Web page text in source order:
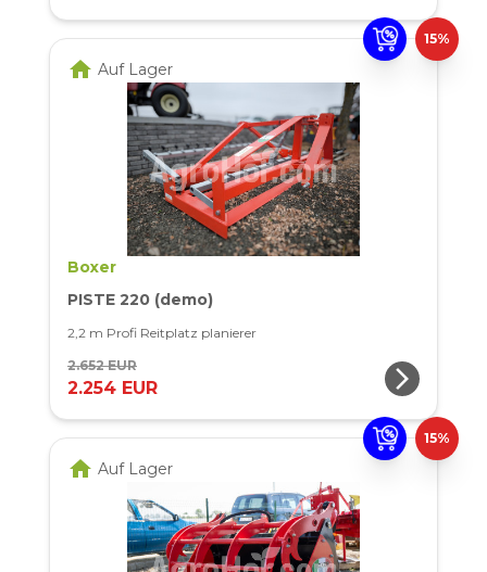
15%
home Auf Lager
Boxer
PISTE 220 (demo)
2,2 m Profi Reitplatz planierer
2.652 EUR
2.254 EUR arrow_forward_ios
15%
home Auf Lager